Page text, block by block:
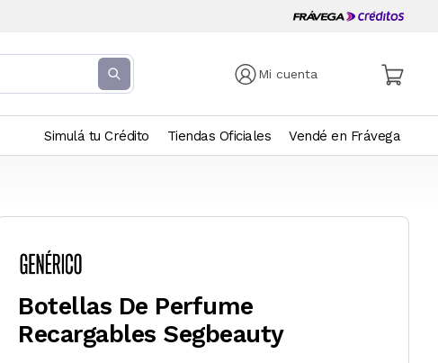
Mi cuenta
Simulá tu Crédito Tiendas Oficiales Vendé en Frávega
Botellas De Perfume
Recargables Segbeauty